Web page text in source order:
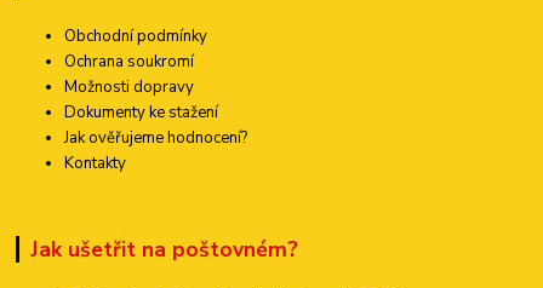
Obchodní podmínky
Ochrana soukromí
Možnosti dopravy
Dokumenty ke stažení
Jak ověřujeme hodnocení?
Kontakty
Jak ušetřit na poštovném?